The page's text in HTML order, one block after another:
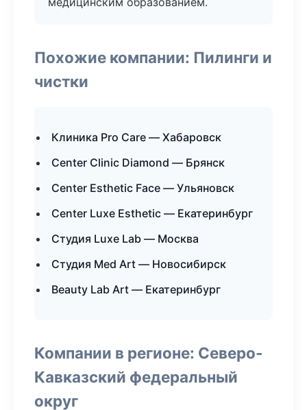
Похожие компании: Пилинги и
чистки
Клиника Pro Care — Хабаровск
Center Clinic Diamond — Брянск
Center Esthetic Face — Ульяновск
Center Luxe Esthetic — Екатеринбург
Студия Luxe Lab — Москва
Студия Med Art — Новосибирск
Beauty Lab Art — Екатеринбург
Компании в регионе: Северо-
Кавказский федеральный
округ